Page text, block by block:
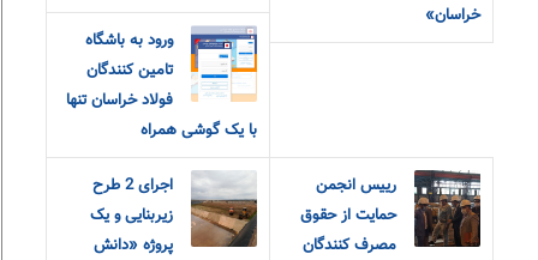
خراسان»
ورود به باشگاه
تامین کنندگان
فولاد خراسان تنها
با یک گوشی همراه
رییس انجمن
حمایت از حقوق
مصرف کنندگان
اجرای 2 طرح
زیربنایی و یک
پروژه «دانش